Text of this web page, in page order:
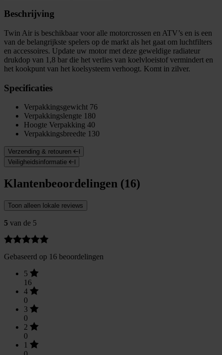
Beschrijving
Twin Air is beschikbaar voor alle motorcrossen en ATV’s en is een
van de belangrijkste spelers op de markt als het gaat om luchtfilters
en accessoires. Update uw motor met deze geweldige radiateur
drukdop van 1,8 bar die het verlies van koelvloeistof vermindert en
het kookpunt van het koelsysteem verhoogt. Komt in zilver.
Specificaties
Verpakkingsgewicht 76
Verpakkingslengte 180
Hoogte Verpakking 40
Verpakkingsbreedte 130
Verzending & retouren
Veiligheidsinformatie
Klantenbeoordelingen (16)
Toon alleen lokale reviews
5 van de 5
Gebaseerd op 16 beoordelingen
5
16
4
0
3
0
2
0
1